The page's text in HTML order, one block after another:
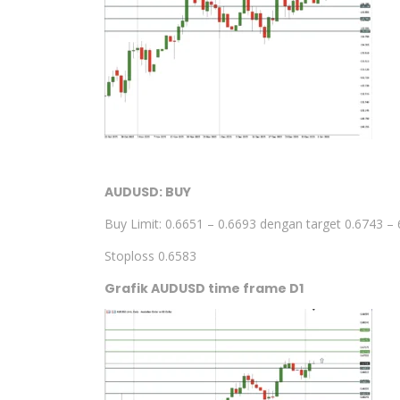
AUDUSD: BUY
Buy Limit: 0.6651 – 0.6693 dengan target 0.6743 –
Stoploss 0.6583
Grafik AUDUSD time frame D1